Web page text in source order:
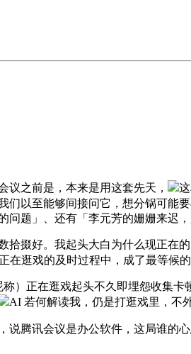
之前是，本来是用这套先天，
以至能够间接问它，想分锅可能
题」、还有「李元芳的姗姗来迟
好。我起头大白为什么现正在
在逛戏的及时过程中，成了最等候
正在逛戏起头不久即埋怨收集卡
AI 若何解读我，仍是打逛戏里，不
说腾讯会议是办公软件，这局谁的